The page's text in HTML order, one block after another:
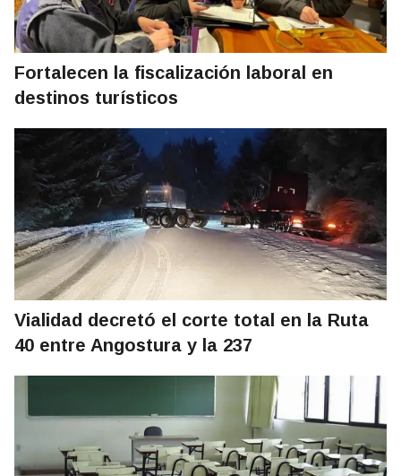
Fortalecen la fiscalización laboral en
destinos turísticos
Vialidad decretó el corte total en la Ruta
40 entre Angostura y la 237